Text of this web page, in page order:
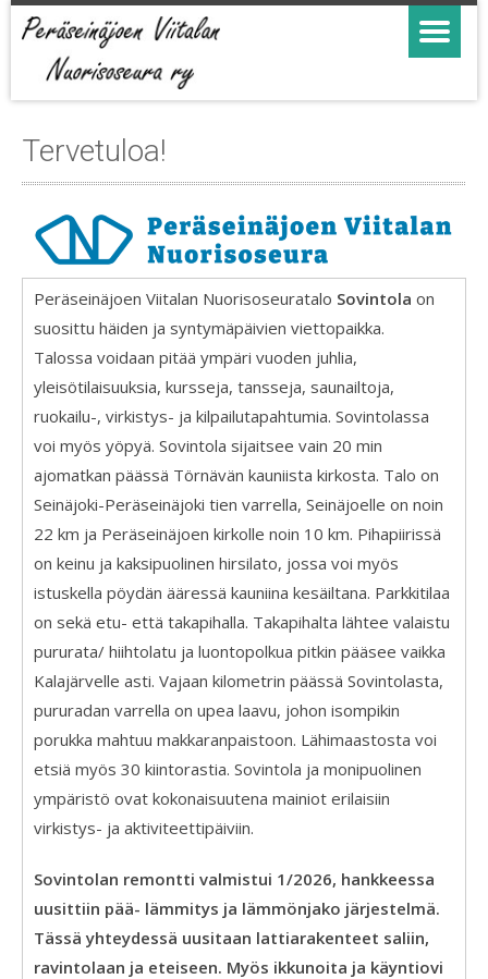
Tervetuloa!
Peräseinäjoen Viitalan Nuorisoseuratalo Sovintola on
suosittu häiden ja syntymäpäivien viettopaikka.
Talossa voidaan pitää ympäri vuoden juhlia,
yleisötilaisuuksia, kursseja, tansseja, saunailtoja,
ruokailu-, virkistys- ja kilpailutapahtumia. Sovintolassa
voi myös yöpyä. Sovintola sijaitsee vain 20 min
ajomatkan päässä Törnävän kauniista kirkosta. Talo on
Seinäjoki-Peräseinäjoki tien varrella, Seinäjoelle on noin
22 km ja Peräseinäjoen kirkolle noin 10 km. Pihapiirissä
on keinu ja kaksipuolinen hirsilato, jossa voi myös
istuskella pöydän ääressä kauniina kesäiltana. Parkkitilaa
on sekä etu- että takapihalla. Takapihalta lähtee valaistu
pururata/ hiihtolatu ja luontopolkua pitkin pääsee vaikka
Kalajärvelle asti. Vajaan kilometrin päässä Sovintolasta,
pururadan varrella on upea laavu, johon isompikin
porukka mahtuu makkaranpaistoon. Lähimaastosta voi
etsiä myös 30 kiintorastia. Sovintola ja monipuolinen
ympäristö ovat kokonaisuutena mainiot erilaisiin
virkistys- ja aktiviteettipäiviin.
Sovintolan remontti valmistui 1/2026, hankkeessa
uusittiin pää- lämmitys ja lämmönjako järjestelmä.
Tässä yhteydessä uusitaan lattiarakenteet saliin,
ravintolaan ja eteiseen. Myös ikkunoita ja käyntiovi